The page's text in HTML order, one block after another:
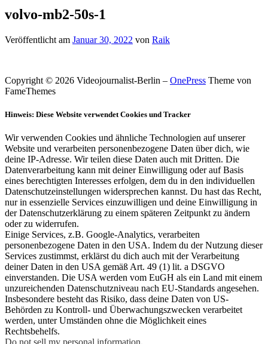
volvo-mb2-50s-1
Veröffentlicht am Januar 30, 2022 von Raik
Copyright © 2026 Videojournalist-Berlin – OnePress Theme von
FameThemes
Hinweis: Diese Website verwendet Cookies und Tracker
Wir verwenden Cookies und ähnliche Technologien auf unserer
Website und verarbeiten personenbezogene Daten über dich, wie
deine IP-Adresse. Wir teilen diese Daten auch mit Dritten. Die
Datenverarbeitung kann mit deiner Einwilligung oder auf Basis
eines berechtigten Interesses erfolgen, dem du in den individuellen
Datenschutzeinstellungen widersprechen kannst. Du hast das Recht,
nur in essenzielle Services einzuwilligen und deine Einwilligung in
der Datenschutzerklärung zu einem späteren Zeitpunkt zu ändern
oder zu widerrufen.
Einige Services, z.B. Google-Analytics, verarbeiten
personenbezogene Daten in den USA. Indem du der Nutzung dieser
Services zustimmst, erklärst du dich auch mit der Verarbeitung
deiner Daten in den USA gemäß Art. 49 (1) lit. a DSGVO
einverstanden. Die USA werden vom EuGH als ein Land mit einem
unzureichenden Datenschutzniveau nach EU-Standards angesehen.
Insbesondere besteht das Risiko, dass deine Daten von US-
Behörden zu Kontroll- und Überwachungszwecken verarbeitet
werden, unter Umständen ohne die Möglichkeit eines
Rechtsbehelfs.